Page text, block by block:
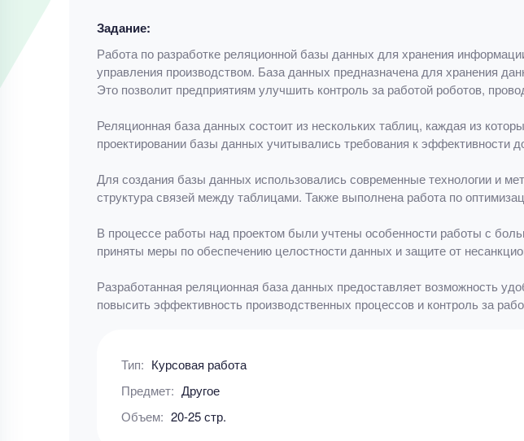
Задание:
Работа по разработке реляционной базы данных для хранения
управления производством. База данных предназначена для хранения
Это позволит предприятиям улучшить контроль за работой роботов,
Реляционная база данных состоит из нескольких таблиц, каждая из
проектировании базы данных учитывались требования к
Для создания базы данных использовались современные технологии и
структура связей между таблицами. Также выполнена работа по
В процессе работы над проектом были учтены особенности работы с
приняты меры по обеспечению целостности данных и защите от
Разработанная реляционная база данных предоставляет возможность
повысить эффективность производственных процессов и контроль за
Тип: Курсовая работа
Предмет: Другое
Объем: 20-25 стр.